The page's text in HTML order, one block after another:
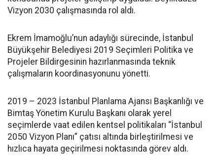
Vizyon 2030 çalışmasında rol aldı.
Ekrem İmamoğlu’nun adaylığı sürecinde, İstanbul
Büyükşehir Belediyesi 2019 Seçimleri Politika ve
Projeler Bildirgesinin hazırlanmasında teknik
çalışmaların koordinasyonunu yönetti.
2019 – 2023 İstanbul Planlama Ajansı Başkanlığı ve
Bimtaş Yönetim Kurulu Başkanı olarak yerel
seçimlerde vaat edilen kentsel politikaları “İstanbul
2050 Vizyon Planı” çatısı altında birleştirilmesi ve
hızlıca hayata geçirilmesi noktasında görev aldı.